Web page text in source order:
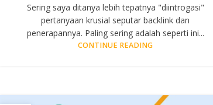
Sering saya ditanya lebih tepatnya "diintrogasi"
pertanyaan krusial seputar backlink dan
penerapannya. Paling sering adalah seperti ini...
CONTINUE READING